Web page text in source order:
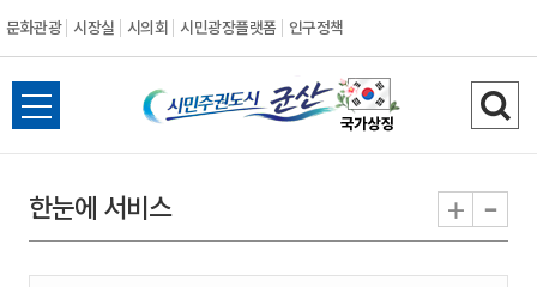
문화관광 시장실 시의회 시민광장플랫폼 인구정책
시
민
권
전
체
뉴
열
검
색
기
한눈에 서비스 + -